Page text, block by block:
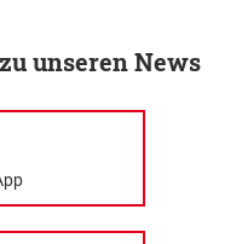
unseren News